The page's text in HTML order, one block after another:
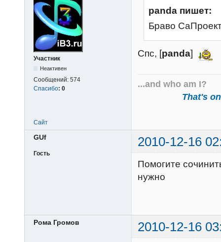
Участник
Неактивен
Сообщений: 574
Спасибо: 0
panda пишет:
Браво
Спс, [panda]
...and who am I?
That's
Сайт
GUf 2010-12-16
Гость
Помогите
нужно
Рома Громов 2010-12-16